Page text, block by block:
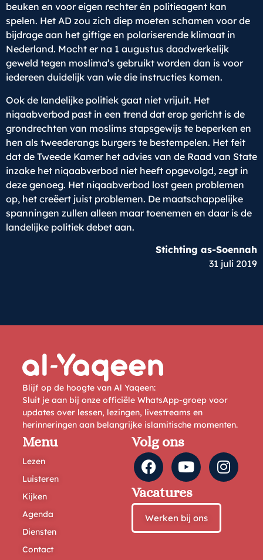
beuken en voor eigen rechter én politieagent kan
spelen. Het AD zou zich diep moeten schamen voor de
bijdrage aan het giftige en polariserende klimaat in
Nederland. Mocht er na 1 augustus daadwerkelijk
geweld tegen moslima’s gebruikt worden dan is voor
iedereen duidelijk van wie die instructies komen.
Ook de landelijke politiek gaat niet vrijuit. Het
niqaabverbod past in een trend dat erop gericht is de
grondrechten van moslims stapsgewijs te beperken en
hen als tweederangs burgers te bestempelen. Het feit
dat de Tweede Kamer het advies van de Raad van State
inzake het niqaabverbod niet heeft opgevolgd, zegt in
deze genoeg. Het niqaabverbod lost geen problemen
op, het creëert juist problemen. De maatschappelijke
spanningen zullen alleen maar toenemen en daar is de
landelijke politiek debet aan.
Stichting as-Soennah
31 juli 2019
Blijf op de hoogte van Al Yaqeen:
Sluit je aan bij onze officiële WhatsApp-groep voor
updates over lessen, lezingen, livestreams en
herinneringen aan belangrijke islamitische momenten.
Menu
Lezen
Luisteren
Kijken
Agenda
Diensten
Contact
Volg ons
Vacatures
Werken bij ons